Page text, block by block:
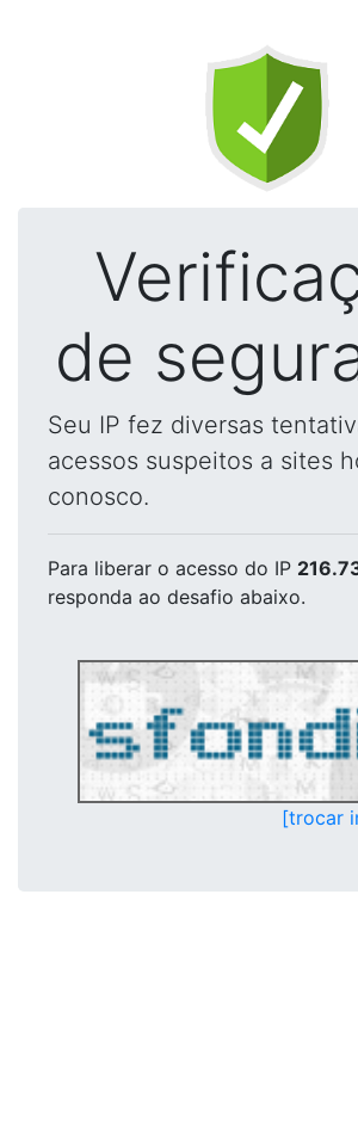
de
Seu IP fez diversas
acessos suspeitos a sites
conosco.
Para liberar o acesso do IP
responda ao desafio abaixo.
[trocar